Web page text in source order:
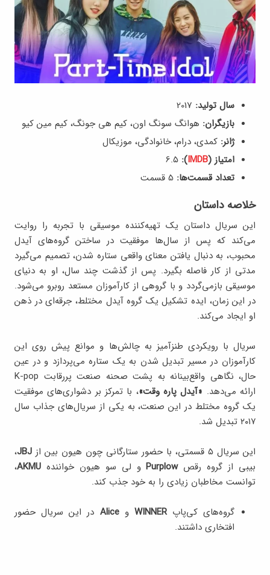
سال تولید:
بازیگران: هوانگ سونگ اون، کیم هی جونگ، کیم مین کیو
ژانر: کمدی، درام، خانوادگی، موزیکال
امتیاز (IMDB
):
تعداد قسمت‌ها:
خلاصه داستان
این سریال داستان یک تهیه‌کننده موسیقی با تجربه را روایت
می‌کند که پس از سال‌ها موفقیت در ساختن گروه‌های آیدل
محبوب، به دنبال یافتن معنای واقعی ستاره‌ شدن، تصمیم می‌گیرد
مدتی از کار فاصله بگیرد. پس از گذشت چند سال، او به دنیای
موسیقی بازمی‌گردد و با گروهی از کارآموزان مستعد روبرو می‌شود.
در این زمان، ایده‌ تشکیل یک گروه آیدل مختلط، جرقه‌ای در ذهن
او ایجاد می‌کند.
سریال با رویکردی طنزآمیز به چالش‌ها و موانع پیش روی این
کارآموزان در مسیر تبدیل شدن به یک ستاره می‌پردازد و در عین
حال، نگاهی واقع‌بینانه به پشت صحنه‌ صنعت پررقابت K-pop
ارائه می‌دهد. «آیدل پاره وقت‌»، با تمرکز بر دشواری‌های موفقیت
یک گروه مختلط در این صنعت، به یکی از سریال‌های جذاب سال
۲۰۱۷ تبدیل شد.
این سریال ۵ قسمتی، با حضور ستارگانی چون هیون بین از JBJ،
بیبی از گروه رقصPurplowو لی سو هیون خواننده AKMU،
توانست مخاطبان زیادی را به خود جذب کند.
گروه‌های کی‌پاپWINNER وAlice در این سریال حضور
افتخاری داشتند.